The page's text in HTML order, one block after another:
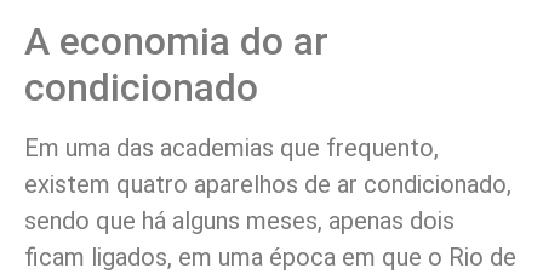
A economia do ar
condicionado
Em uma das academias que frequento,
existem quatro aparelhos de ar condicionado,
sendo que há alguns meses, apenas dois
ficam ligados, em uma época em que o Rio de